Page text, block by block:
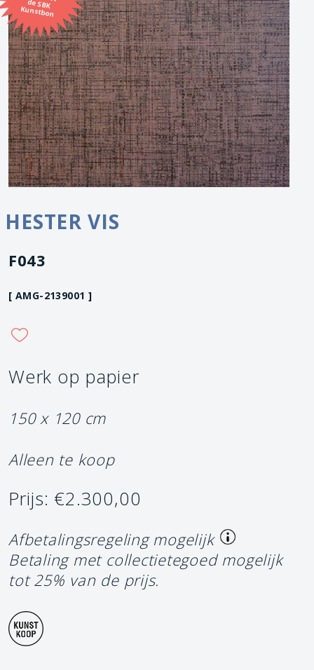
Kunstbon
HESTER VIS
F043
[ AMG-2139001 ]
Werk op papier
150 x 120 cm
Alleen te koop
Prijs: €2.300,00
Afbetalingsregeling mogelijk
Betaling met collectietegoed mogelijk
tot 25% van de prijs.